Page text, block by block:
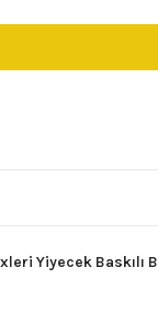
Yiyecek Baskılı